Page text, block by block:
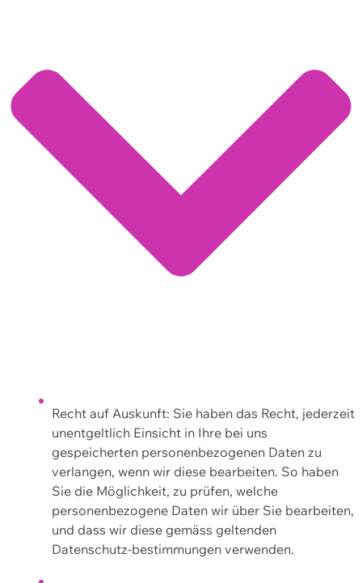
Recht auf Auskunft: Sie haben das Recht, jederzeit
unentgeltlich Einsicht in Ihre bei uns
gespeicherten personenbezogenen Daten zu
verlangen, wenn wir diese bearbeiten. So haben
Sie die Möglichkeit, zu prüfen, welche
personenbezogene Daten wir über Sie bearbeiten,
und dass wir diese gemäss geltenden
Datenschutz-bestimmungen verwenden.